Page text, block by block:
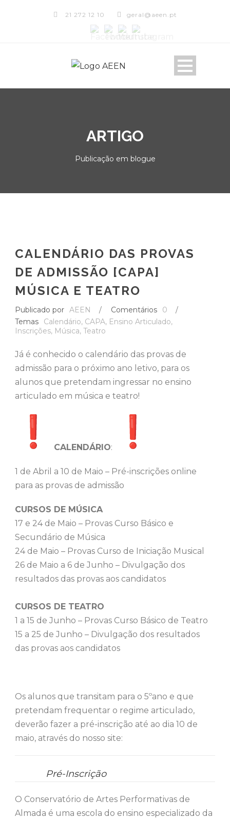
21 272 12 10 geral@aeen.pt
ARTIGO
Publicação em blogue
CALENDÁRIO DAS PROVAS
DE ADMISSÃO [CAPA]
MÚSICA E TEATRO
Publicado por AEEN / Comentários 0
/
Temas
Calendário, CAPA, Ensino Articulado,
Inscrições, Música, Teatro
Já é conhecido o calendário das provas de
admissão para o próximo ano letivo, para os
alunos que pretendam ingressar no ensino
articulado em música e teatro!
CALENDÁRIO:
1 de Abril a 10 de Maio – Pré-inscrições online
para as provas de admissão
CURSOS DE MÚSICA
17 e 24 de Maio – Provas Curso Básico e
Secundário de Música
24 de Maio – Provas Curso de Iniciação Musical
26 de Maio a 6 de Junho – Divulgação dos
resultados das provas aos candidatos
CURSOS DE TEATRO
1 a 15 de Junho – Provas Curso Básico de Teatro
15 a 25 de Junho – Divulgação dos resultados
das provas aos candidatos
Os alunos que transitam para o 5ºano e que
pretendam frequentar o regime articulado,
deverão fazer a pré-inscrição até ao dia 10 de
maio, através do nosso site:
Pré-Inscrição
O Conservatório de Artes Performativas de
Almada é uma escola do ensino especializado da